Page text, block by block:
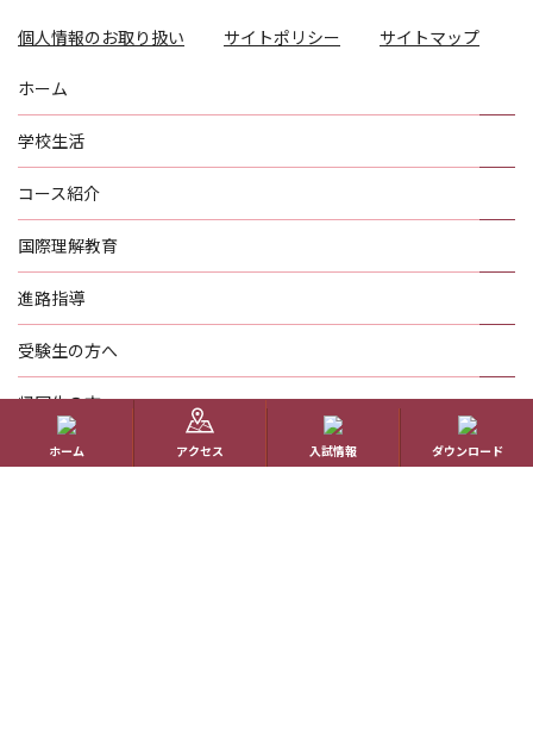
個人情報のお取り扱い サイトポリシー サイトマップ
ホーム
学校生活
コース紹介
国際理解教育
進路指導
受験生の方へ
帰国生の方へ
学校概要
ホーム アクセス 入試情報 ダウンロード